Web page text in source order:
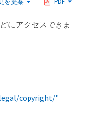
を提案 PDF
にアクセスできま
copyright/"